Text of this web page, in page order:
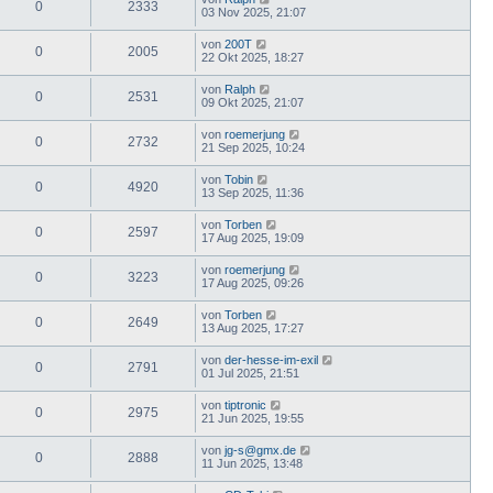
0 2333
03 Nov 2025, 21:07
0 2005 von 200T
22 Okt 2025, 18:27
0 2531 von Ralph
09 Okt 2025, 21:07
0 2732 von roemerjung
21 Sep 2025, 10:24
0 4920 von Tobin
13 Sep 2025, 11:36
0 2597 von Torben
17 Aug 2025, 19:09
0 3223 von roemerjung
17 Aug 2025, 09:26
0 2649 von Torben
13 Aug 2025, 17:27
0 2791 von der-hesse-im-exil
01 Jul 2025, 21:51
0 2975 von tiptronic
21 Jun 2025, 19:55
0 2888 von jg-s@gmx.de
11 Jun 2025, 13:48